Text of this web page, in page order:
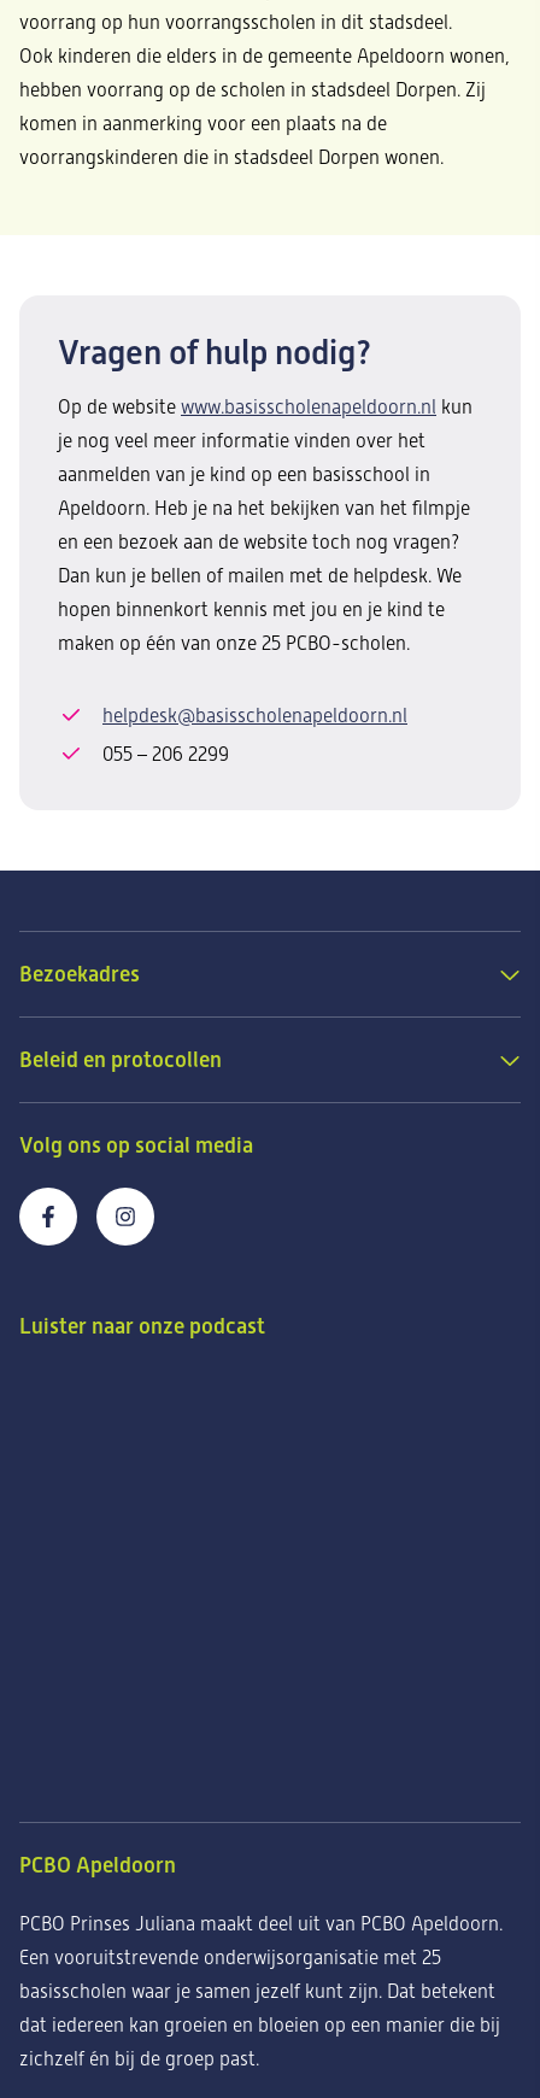
voorrang op hun voorrangsscholen in dit stadsdeel.
Ook kinderen die elders in de gemeente Apeldoorn wonen,
hebben voorrang op de scholen in stadsdeel Dorpen. Zij
komen in aanmerking voor een plaats na de
voorrangskinderen die in stadsdeel Dorpen wonen.
Vragen of hulp nodig?
Op de website www.basisscholenapeldoorn.nl
kun
je nog veel meer informatie vinden over het
aanmelden van je kind op een basisschool in
Apeldoorn. Heb je na het bekijken van het filmpje
en een bezoek aan de website toch nog vragen?
Dan kun je bellen of mailen met de helpdesk. We
hopen binnenkort kennis met jou en je kind te
maken op één van onze 25 PCBO-scholen.
helpdesk@basisscholenapeldoorn.nl
055 – 206 2299
Bezoekadres
Volg ons op social media
Luister naar onze podcast
Beleid en protocollen
PCBO Apeldoorn
PCBO Prinses Juliana maakt deel uit van PCBO Apeldoorn.
Een vooruitstrevende onderwijsorganisatie met 25
basisscholen waar je samen jezelf kunt zijn. Dat betekent
dat iedereen kan groeien en bloeien op een manier die bij
zichzelf én bij de groep past.